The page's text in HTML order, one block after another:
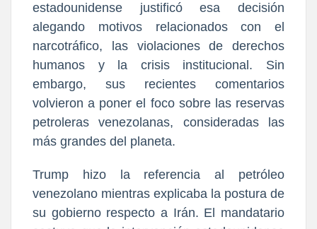
estadounidense justificó esa decisión
alegando motivos relacionados con el
narcotráfico, las violaciones de derechos
humanos y la crisis institucional. Sin
embargo, sus recientes comentarios
volvieron a poner el foco sobre las reservas
petroleras venezolanas, consideradas las
más grandes del planeta.
Trump hizo la referencia al petróleo
venezolano mientras explicaba la postura de
su gobierno respecto a Irán. El mandatario